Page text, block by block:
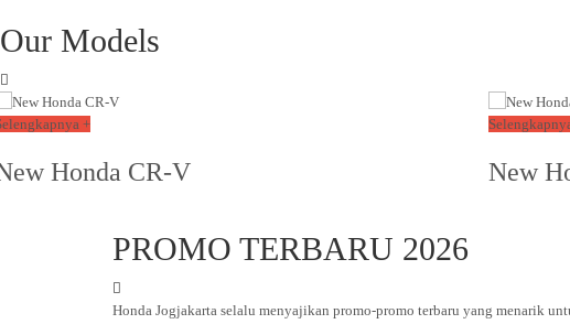
Our Models
+
Honda CR-V New
PROMO TERBARU 2026
Honda Jogjakarta selalu menyajikan promo-promo terbaru yang menarik